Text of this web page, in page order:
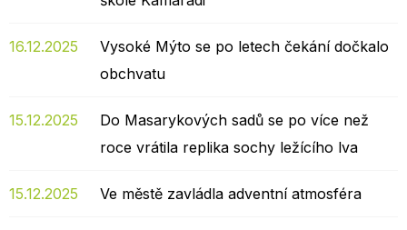
16.12.2025
Vysoké Mýto se po letech čekání dočkalo
obchvatu
15.12.2025
Do Masarykových sadů se po více než
roce vrátila replika sochy ležícího lva
15.12.2025 Ve městě zavládla adventní atmosféra